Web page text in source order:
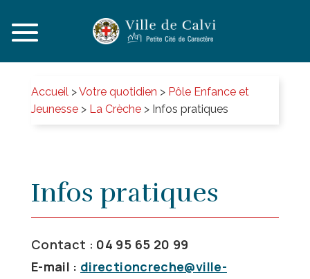
Accueil>Votre quotidien > Pôle Enfance et
Jeunesse> La Crèche> Infos pratiques
Infos pratiques
Contact : 04 95 65 20 99
E-mail : directioncreche@ville-